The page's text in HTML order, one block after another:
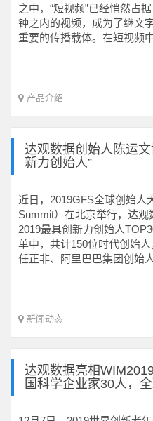
之中，“短视频”已经悄然占
钟之内的视频，成为了继文
重要的传播载体。在短视频
产品介绍
达观数据创始人陈运
新力创始人”
近日，2019GFS全球创始人
Summit）在北京举行，达
2019最具创新力创始人
单中，共计150位时代创始
任正非、阿里巴巴集团创始
新闻动态
达观数据亮相
国科学企业家30人，